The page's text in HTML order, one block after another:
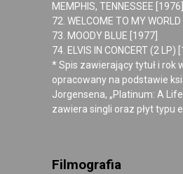
MEMPHIS, TENNESSEE [1976]
72. WELCOME TO MY
73. MOODY BLUE [1977]
74. ELVIS IN CONCERT (2 LP)
* Spis zawierający tytuł i rok
opracowany na podstawie
Jorgensena, „Platinum: A Life
zawiera singli oraz płyt typu
Filmografia